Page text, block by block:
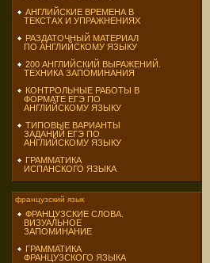
АНГЛИЙСКИЕ ВРЕМЕНА В
ТЕКСТАХ И УПРАЖНЕНИЯХ
РАЗДАТОЧНЫЙ МАТЕРИАЛ
ПО АНГЛИЙСКОМУ ЯЗЫКУ
200 АНГЛИЙСКИЙ ВЫРАЖЕНИЙ.
ТЕХНИКА ЗАПОМИНАНИЯ
КОНТРОЛЬНЫЕ РАБОТЫ В
ФОРМАТЕ ЕГЭ ПО
АНГЛИЙСКОМУ ЯЗЫКУ
ТИПОВЫЕ ВАРИАНТЫ
ЗАДАНИЙ ЕГЭ ПО
АНГЛИЙСКОМУ ЯЗЫКУ
ГРАММАТИКА
ИСПАНСКОГО ЯЗЫКА
французский язык
ФРАНЦУЗСКИЕ СЛОВА.
ВИЗУАЛЬНОЕ
ЗАПОМИНАНИЕ
ГРАММАТИКА
ФРАНЦУЗСКОГО ЯЗЫКА